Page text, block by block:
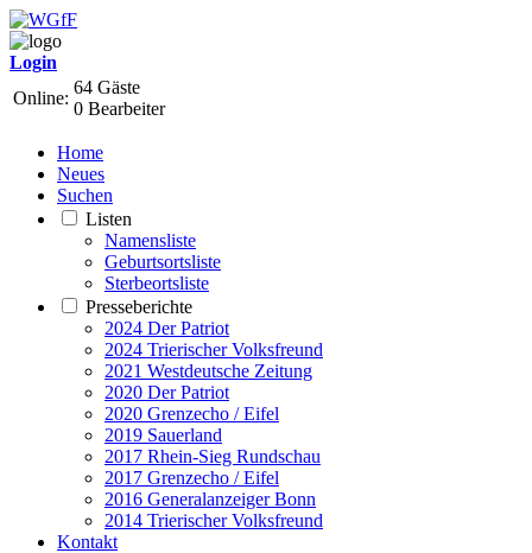
Login
Online:
64 Gäste
0 Bearbeiter
Home
Neues
Suchen
Listen
Namensliste
Geburtsortsliste
Sterbeortsliste
Presseberichte
2024 Der Patriot
2024 Trierischer Volksfreund
2021 Westdeutsche Zeitung
2020 Der Patriot
2020 Grenzecho / Eifel
2019 Sauerland
2017 Rhein-Sieg Rundschau
2017 Grenzecho / Eifel
2016 Generalanzeiger Bonn
2014 Trierischer Volksfreund
Kontakt